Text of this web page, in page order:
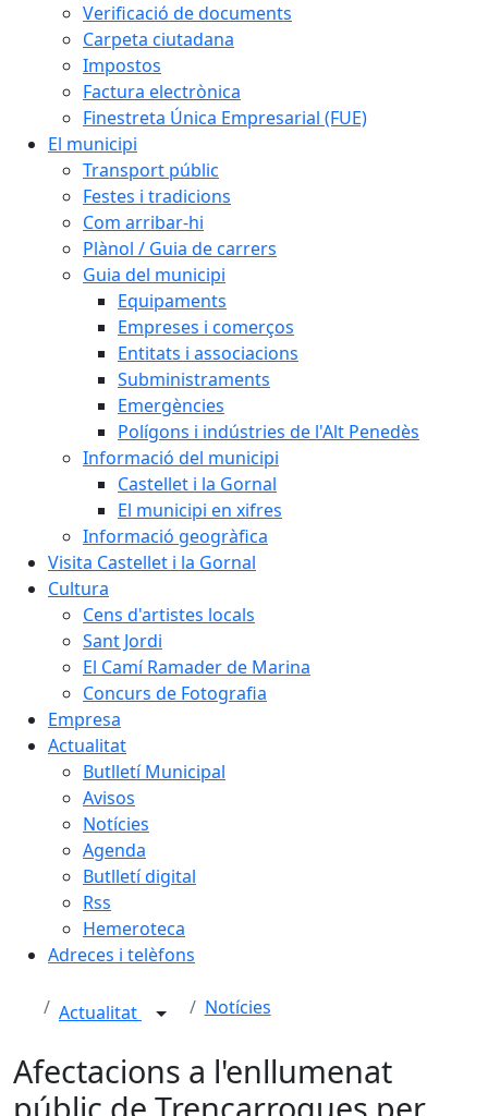
Verificació de documents
Carpeta ciutadana
Impostos
Factura electrònica
Finestreta Única Empresarial (FUE)
El municipi
Transport públic
Festes i tradicions
Com arribar-hi
Plànol / Guia de carrers
Guia del municipi
Equipaments
Empreses i comerços
Entitats i associacions
Subministraments
Emergències
Polígons i indústries de l'Alt Penedès
Informació del municipi
Castellet i la Gornal
El municipi en xifres
Informació geogràfica
Visita Castellet i la Gornal
Cultura
Cens d'artistes locals
Sant Jordi
El Camí Ramader de Marina
Concurs de Fotografia
Empresa
Actualitat
Butlletí Municipal
Avisos
Notícies
Agenda
Butlletí digital
Rss
Hemeroteca
Adreces i telèfons
Actualitat Notícies
Afectacions a l'enllumenat